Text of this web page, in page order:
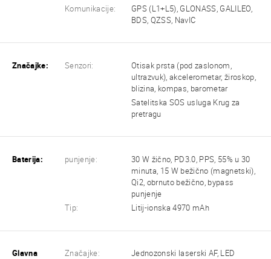
Komunikacije:
GPS (L1+L5), GLONASS, GALILEO,
BDS, QZSS, NavIC
Značajke: Senzori:
Otisak prsta (pod zaslonom,
ultrazvuk), akcelerometar, žiroskop,
blizina, kompas, barometar
Satelitska SOS usluga Krug za
pretragu
Baterija: punjenje:
30 W žično, PD3.0, PPS, 55% u 30
minuta, 15 W bežično (magnetski),
Qi2, obrnuto bežično, bypass
punjenje
Tip:
Litij-ionska 4970 mAh
Glavna
Značajke:
Jednozonski laserski AF, LED